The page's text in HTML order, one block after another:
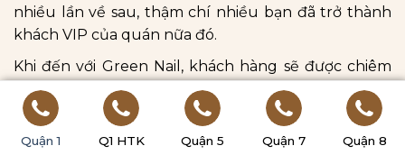
nhiều lần về sau, thậm chí nhiều bạn đã trở thành
khách VIP của quán nữa đó.
Khi đến với Green Nail, khách hàng sẽ được chiêm
ngưỡng bộ sưu tập hàng trăm mẫu nail chuẩn
phong cách Hàn Quốc, Trung Quốc làm si mê biết
bao nhiêu ánh nhìn.
Quận 1 Q1 HTK Quận 5 Quận 7 Quận 8